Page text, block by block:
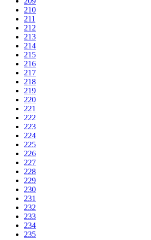
210
211
212
213
214
215
216
217
218
219
220
221
222
223
224
225
226
227
228
229
230
231
232
233
234
235